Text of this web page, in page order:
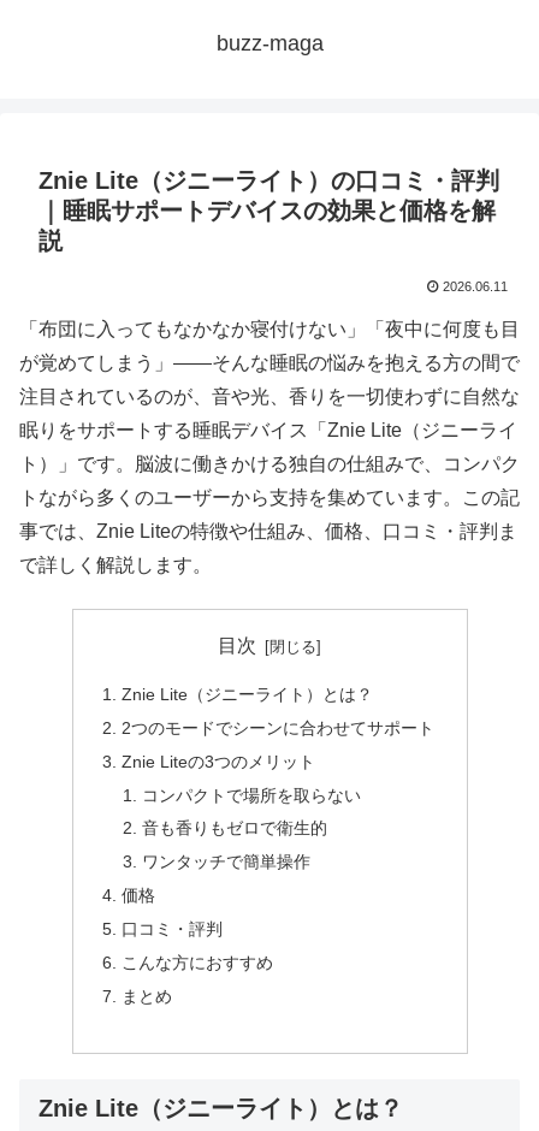
buzz-maga
Znie Lite（ジニーライト）の口コミ・評判
｜睡眠サポートデバイスの効果と価格を解
説
2026.06.11
「布団に入ってもなかなか寝付けない」「夜中に何度も目
が覚めてしまう」——そんな睡眠の悩みを抱える方の間で
注目されているのが、音や光、香りを一切使わずに自然な
眠りをサポートする睡眠デバイス「Znie Lite（ジニーライ
ト）」です。脳波に働きかける独自の仕組みで、コンパク
トながら多くのユーザーから支持を集めています。この記
事では、Znie Liteの特徴や仕組み、価格、口コミ・評判ま
で詳しく解説します。
目次
Znie Lite（ジニーライト）とは？
2つのモードでシーンに合わせてサポート
Znie Liteの3つのメリット
コンパクトで場所を取らない
音も香りもゼロで衛生的
ワンタッチで簡単操作
価格
口コミ・評判
こんな方におすすめ
まとめ
Znie Lite（ジニーライト）とは？